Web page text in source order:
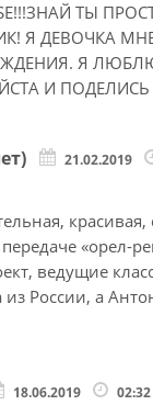
ТЫ
Я ДЕВОЧКА МНЕ
Я
И
21.02.2019
«орел-
ведущие
России, а
18.06.2019 02:32